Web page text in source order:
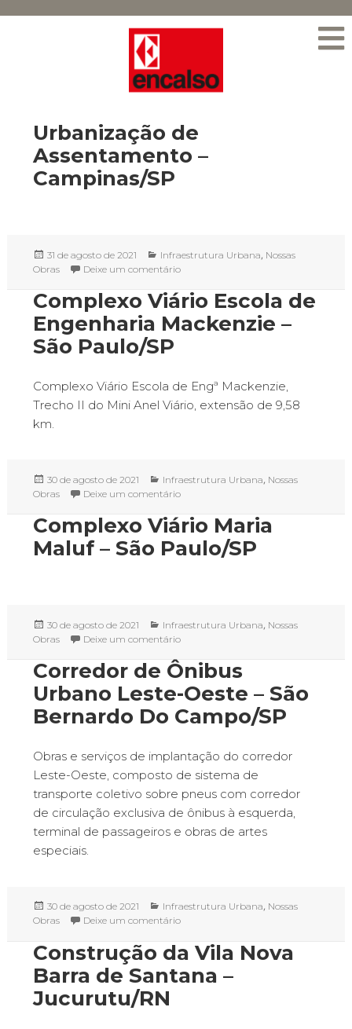
Urbanização de
Assentamento –
Campinas/SP
Publicado
em
31 de agosto de 2021 Categorias
Infraestrutura Urbana, Nossas
Obras
Deixe um comentárioem Urbanização de Assentamento –
Complexo Viário Escola de
Engenharia Mackenzie –
São Paulo/SP
Complexo Viário Escola de Engª Mackenzie,
Trecho II do Mini Anel Viário, extensão de 9,58
km.
Publicado
em
30 de agosto de 2021 Categorias
Infraestrutura Urbana, Nossas
Obras
Deixe um comentárioem Complexo Viário Escola de
Complexo Viário Maria
Maluf – São Paulo/SP
Publicado
em
30 de agosto de 2021 Categorias
Infraestrutura Urbana, Nossas
Obras
Deixe um comentárioem Complexo Viário Maria Maluf –
Corredor de Ônibus
Urbano Leste-Oeste – São
Bernardo Do Campo/SP
Obras e serviços de implantação do corredor
Leste-Oeste, composto de sistema de
transporte coletivo sobre pneus com corredor
de circulação exclusiva de ônibus à esquerda,
terminal de passageiros e obras de artes
especiais.
Publicado
em
30 de agosto de 2021 Categorias
Infraestrutura Urbana, Nossas
Obras
Deixe um comentárioem Corredor de Ônibus Urbano
Construção da Vila Nova
Barra de Santana –
Jucurutu/RN